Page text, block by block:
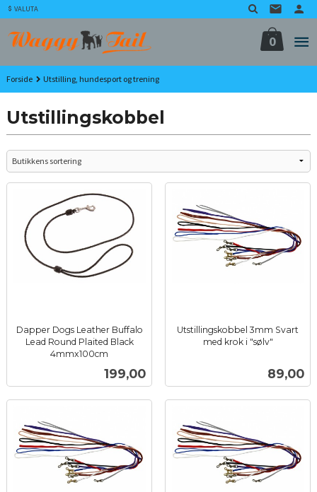
Gå
til
innholdet
VALUTA
0
Forside Utstilling, hundesport og trening
Utstillingskobbel
Dapper Dogs Leather Buffalo
Lead Round Plaited Black
4mmx100cm
Pris
199,00
Utstillingskobbel 3mm Svart
med krok i "sølv"
Pris
89,00